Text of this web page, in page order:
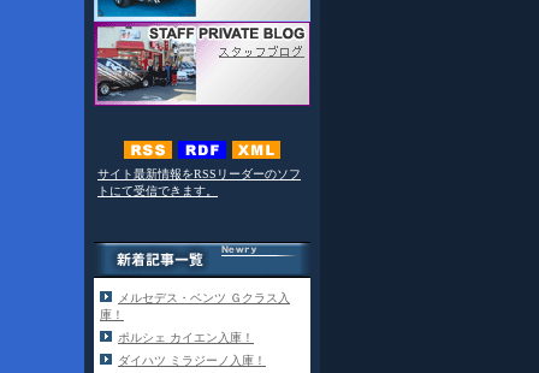
サイト最新情報をRSSリーダーのソフ
トにて受信できます。
メルセデス・ベンツ Ｇクラス入
庫！
ポルシェ カイエン入庫！
ダイハツ ミラジーノ入庫！